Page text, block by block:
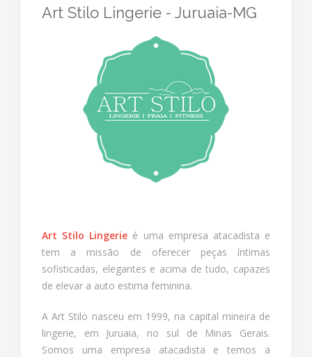
Art Stilo Lingerie - Juruaia-MG
Art Stilo Lingerie é uma empresa atacadista e
tem a missão de oferecer peças íntimas
sofisticadas, elegantes e acima de tudo, capazes
de elevar a auto estima feminina.
A Art Stilo nasceu em 1999, na capital mineira de
lingerie, em Juruaia, no sul de Minas Gerais.
Somos uma empresa atacadista e temos a